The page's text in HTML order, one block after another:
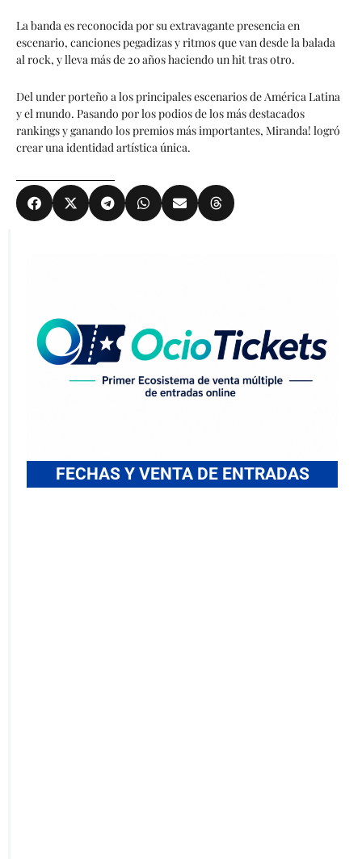
La banda es reconocida por su extravagante presencia en
escenario, canciones pegadizas y ritmos que van desde la balada
al rock, y lleva más de 20 años haciendo un hit tras otro.
Del under porteño a los principales escenarios de América Latina
y el mundo. Pasando por los podios de los más destacados
rankings y ganando los premios más importantes, Miranda! logró
crear una identidad artística única.
FECHAS Y VENTA DE ENTRADAS